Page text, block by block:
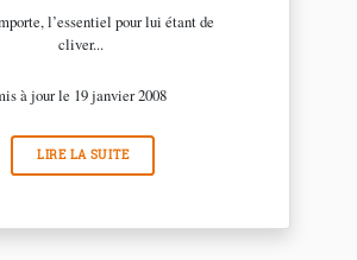
l’essentiel pour lui étant de
cliver...
à jour le 19 janvier 2008
LIRE LA SUITE